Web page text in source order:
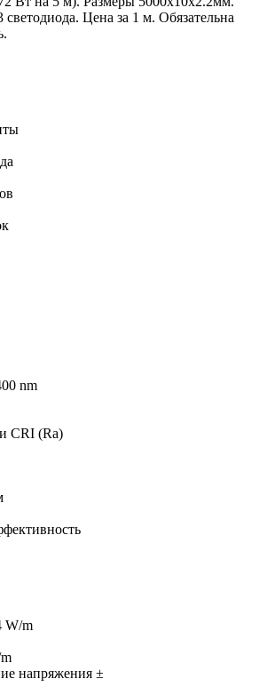
Цена за 1 м. Обязательна
nm
CRI (Ra)
W/m
напряжения ±